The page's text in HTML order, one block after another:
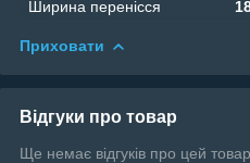
Ширина перенісся
Приховати
Відгуки про товар
Ще немає відгуків про цей товар